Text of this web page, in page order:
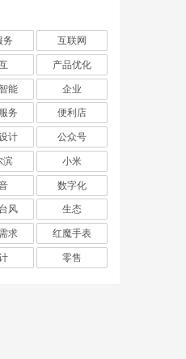
务
互联网
产品优化
能
企业
务
便利店
计
公众号
滨
小米
数字化
风
生态
求
红魔手表
零售